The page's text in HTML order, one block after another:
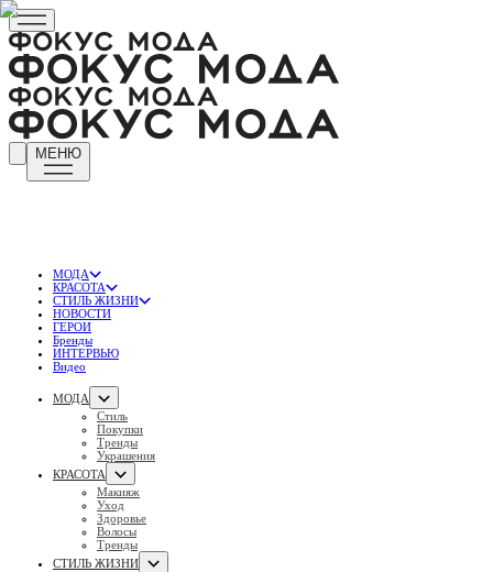
МЕНЮ
МОДА
КРАСОТА
СТИЛЬ ЖИЗНИ
НОВОСТИ
ГЕРОИ
Бренды
ИНТЕРВЬЮ
Видео
МОДА
Стиль
Покупки
Тренды
Украшения
КРАСОТА
Макияж
Уход
Здоровье
Волосы
Тренды
СТИЛЬ ЖИЗНИ